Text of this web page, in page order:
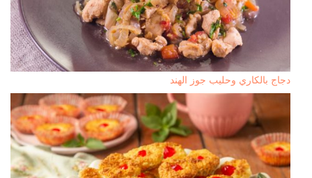
دجاج بالكاري وحليب جوز الهند